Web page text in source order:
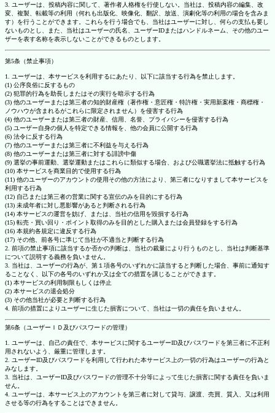
3. ユーザーは、投稿内容に関して、著作者人格権を行使しない。当社は、投稿内容の編集、改
変、複製、転載等の利用（何れも出版化、映像化、翻訳、放送、演劇化等の利用の場合を含みま
す）を行うことができます。これらを行う場合でも、当社はユーザーに対し、何らの支払も要し
ないものとし、また、当社はユーザーの氏名、ユーザーIDまたはハンドルネーム、その他のユー
ザーを表す名称を表示しないことができるものとします。
第5条（禁止事項）
1. ユーザーは、本サービスを利用するにあたり、以下に該当する行為を禁止します。
(1) 公序良俗に反するもの
(2) 犯罪的行為を助長しまたはその実行を暗示する行為
(3) 他のユーザーまたは第三者の知的財産権（著作権・意匠権・特許権・実用新案権・商標権・
ノウハウが含まれるがこれらに限定されません）を侵害する行為
(4) 他のユーザーまたは第三者の財産、信用、名誉、プライバシーを侵害する行為
(5) ユーザー自身の個人を特定できる情報を、他の会員に公開する行為
(6) 法令に反する行為
(7) 他のユーザーまたは第三者に不利益を与える行為
(8) 他のユーザーまたは第三者に対する誹謗中傷
(9) 選挙の事前運動、選挙運動またはこれらに類似する場合、および公職選挙法に抵触する行為
(10) 本サービスを商業目的で使用する行為
(11) 他のユーザーのアカウントの使用その他の方法により、第三者になりすまして本サービスを
利用する行為
(12) 自己または第三者の営業に関する宣伝のみを目的にする行為
(13) 未成年者に対し悪影響があると判断される行為
(14) 本サービスの運営を妨げ、または、当社の信用を毀損する行為
(15) 転売・買い回り・ポイント取得のみを目的とした購入または会員登録をする行為
(16) 本規約各規定に違反する行為
(17) その他、前各号に準じて当社が不適当と判断する行為
2. 前項の禁止事項に該当するか否かの判断は、当社の裁量により行うものとし、当社は判断基準
について説明する義務を負いません。
3. 当社は、ユーザーの行為が、第１項各号のいずれかに該当すると判断した場合、事前に通知す
ることなく、以下の各号のいずれか又は全ての措置を講じることができます。
(1) 本サービスの利用制限もしくは停止
(2) 本サービスの退会処分
(3) その他当社が必要と判断する行為
4. 前項の措置によりユーザーに生じた損害について、当社は一切の責任を負いません。
第6条（ユーザーＩＤ及びパスワードの管理）
1. ユーザーは、自己の責任で、本サービスに関するユーザーID及びパスワードを第三者に不正利
用されないよう、厳重に管理します。
2. ユーザーID及びパスワードを利用して行われた本サービス上の一切の行為はユーザーの行為と
みなします。
3. 当社は、ユーザーID及びパスワードの管理不十分等によって生じた損害に関する責任を負いま
せん。
4. ユーザーは、本サービス上のアカウントを第三者に対して貸与、譲渡、売買、質入、又は利用
させる等の行為をすることはできません。